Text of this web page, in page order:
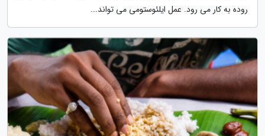
روده به کار می رود. عمل ایلئوستومی می تواند...